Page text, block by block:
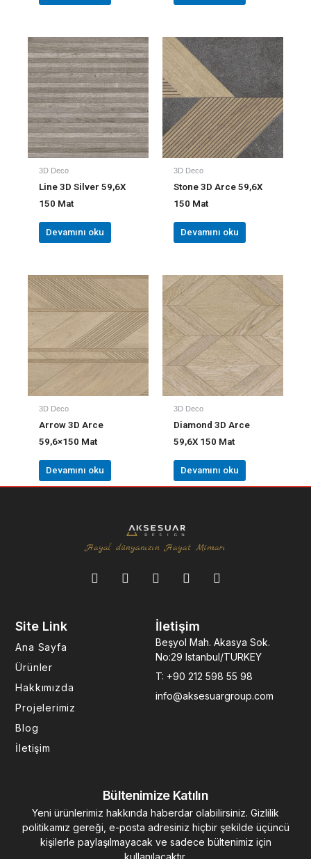
3D Deco
Line 3D Silver 59,6X
150 Mat
Devamını oku
3D Deco
Stone 3D Arce 59,6X
150 Mat
Devamını oku
3D Deco
Arrow 3D Arce
59,6×150 Mat
Devamını oku
3D Deco
Diamond 3D Arce
59,6X 150 Mat
Devamını oku
Hayal dünyanızın Hayat Mimarı
F
I
L
e
d
i
n
-
i
n
Y
u
b
e
P
r
e
s
t
Site Link
Ana Sayfa
Ürünler
Hakkımızda
Projelerimiz
Blog
İletişim
İletişim
Beşyol Mah. Akasya Sok.
No:29 Istanbul/TURKEY
T: +90 212 598 55 98
info@aksesuargroup.com
Bültenimize Katılın
Yeni ürünlerimiz hakkında haberdar olabilirsiniz. Gizlilik
politikamız gereği, e-posta adresiniz hiçbir şekilde üçüncü
kişilerle paylaşılmayacak ve sadece bültenimiz için